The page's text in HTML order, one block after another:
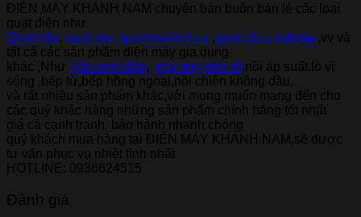
ĐIỆN MÁY KHÁNH NAM chuyên bán buôn bán lẻ các loại
quạt điện như
Quạt trần, quạt cây quạt treo tường ,quạt công nghiệp ,vv và
tất cả các sản phẩm điện máy gia dụng
khác ,Như Nồi cơm điện, máy xay sinh tố,nồi áp suất,lò vi
sóng ,bếp từ,bếp hồng ngoại,nồi chiên không dầu,
và rất nhiều sản phẩm khác,với mong muốn mang đến cho
các quý khác hàng những sản phẩm chính hãng tốt nhất
giá cả cạnh tranh, bảo hành nhanh chóng
quý khách mua hàng tại ĐIỆN MÁY KHÁNH NAM ,sẽ được
tư vấn phục vụ nhiệt tình nhất
HOTLINE: 0936624515
Đánh giá